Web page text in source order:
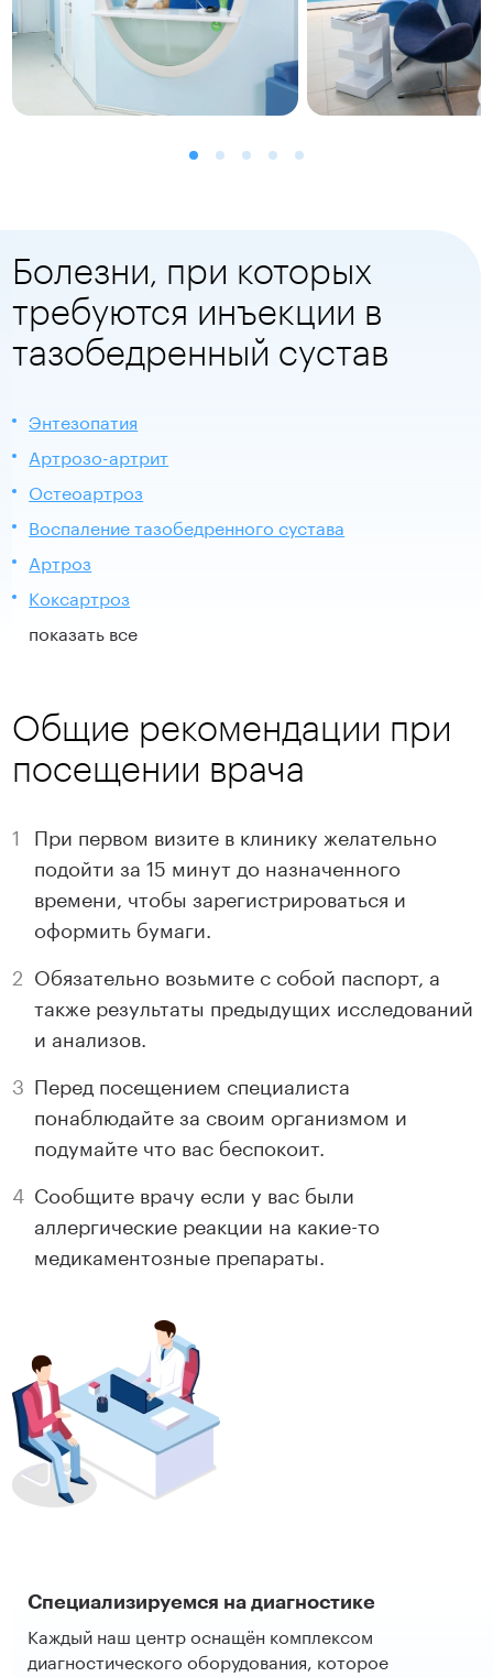
Болезни, при которых
требуются инъекции в
тазобедренный сустав
Энтезопатия
Артрозо-артрит
Остеоартроз
Воспаление тазобедренного сустава
Артроз
Коксартроз
показать все
Общие рекомендации при
посещении врача
При первом визите в клинику желательно
подойти за 15 минут до назначенного
времени, чтобы зарегистрироваться и
оформить бумаги.
Обязательно возьмите с собой паспорт, а
также результаты предыдущих исследований
и анализов.
Перед посещением специалиста
понаблюдайте за своим организмом и
подумайте что вас беспокоит.
Сообщите врачу если у вас были
аллергические реакции на какие-то
медикаментозные препараты.
Специализируемся на диагностике
Каждый наш центр оснащён комплексом
диагностического оборудования, которое